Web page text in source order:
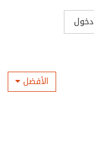
دخول
الأفضل